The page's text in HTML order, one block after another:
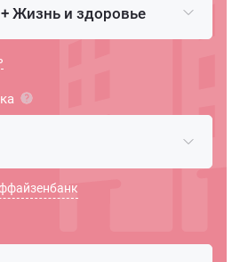
Жизнь и здоровье